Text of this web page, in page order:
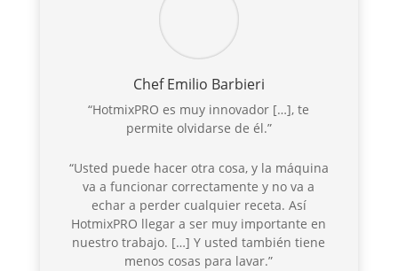
Chef Emilio Barbieri
“HotmixPRO es muy innovador […], te
permite olvidarse de él.”
“Usted puede hacer otra cosa, y la máquina
va a funcionar correctamente y no va a
echar a perder cualquier receta. Así
HotmixPRO llegar a ser muy importante en
nuestro trabajo. […] Y usted también tiene
menos cosas para lavar.”